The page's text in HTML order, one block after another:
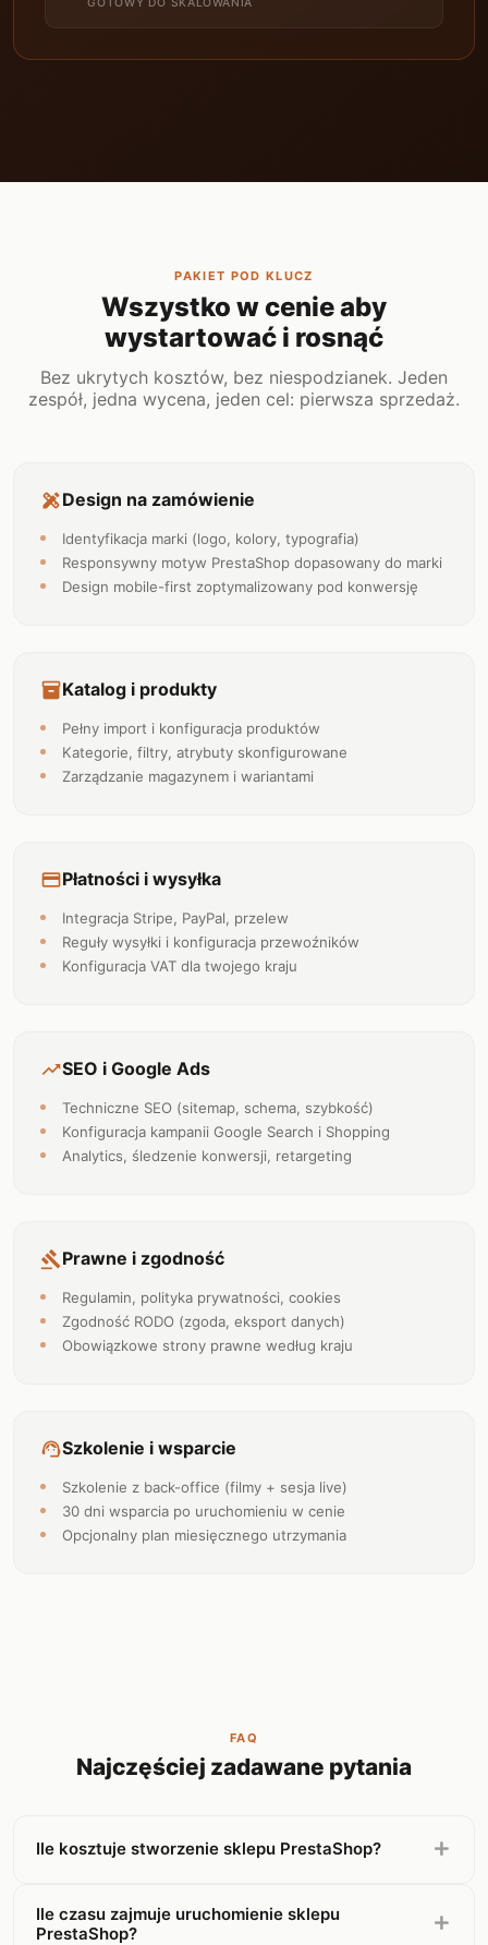
PAKIET POD KLUCZ
Wszystko w cenie aby
wystartować i rosnąć
Bez ukrytych kosztów, bez niespodzianek. Jeden
zespół, jedna wycena, jeden cel: pierwsza sprzedaż.
design_servicesDesign na zamówienie
Identyfikacja marki (logo, kolory, typografia)
Responsywny motyw PrestaShop dopasowany do marki
Design mobile-first zoptymalizowany pod konwersję
inventory_2Katalog i produkty
Pełny import i konfiguracja produktów
Kategorie, filtry, atrybuty skonfigurowane
Zarządzanie magazynem i wariantami
credit_cardPłatności i wysyłka
Integracja Stripe, PayPal, przelew
Reguły wysyłki i konfiguracja przewoźników
Konfiguracja VAT dla twojego kraju
trending_upSEO i Google Ads
Techniczne SEO (sitemap, schema, szybkość)
Konfiguracja kampanii Google Search i Shopping
Analytics, śledzenie konwersji, retargeting
gavel Prawne i zgodność
Regulamin, polityka prywatności, cookies
Zgodność RODO (zgoda, eksport danych)
Obowiązkowe strony prawne według kraju
support_agentSzkolenie i wsparcie
Szkolenie z back-office (filmy + sesja live)
30 dni wsparcia po uruchomieniu w cenie
Opcjonalny plan miesięcznego utrzymania
FAQ
Najczęściej zadawane pytania
Ile kosztuje stworzenie sklepu PrestaShop?
Ile czasu zajmuje uruchomienie sklepu
PrestaShop?